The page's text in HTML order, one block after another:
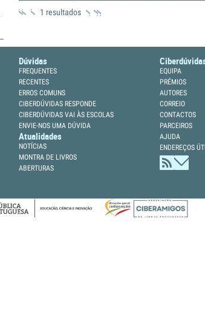
1 resultados
Dúvidas
FREQUENTES
RECENTES
ERROS COMUNS
CIBERDÚVIDAS RESPONDE
CIBERDÚVIDAS VAI ÀS ESCOLAS
ENVIE-NOS UMA DÚVIDA
Atualidades
NOTÍCIAS
MONTRA DE LIVROS
ABERTURAS
EQUIPA
PRÉMIOS
AUTORES
CORREIO
CONTACTOS
PARCEIROS
AJUDA
ENDEREÇOS